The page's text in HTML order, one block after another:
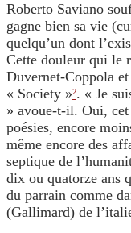
Roberto Saviano
gagne bien sa vie
quelqu’un dont
Cette douleur qui le
Duvernet-Coppola
« Society »². « Je
» avoue-t-il. Oui, cet
poésies, encore
même encore des
septique de
dix ou quatorze ans
du parrain comme
(Gallimard) de